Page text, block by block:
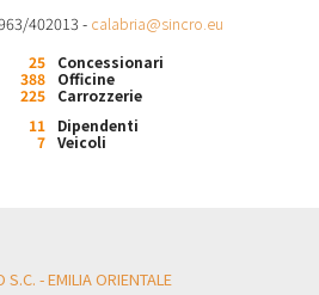
402013 - calabria@sincro.eu
25
Concessionari
388
Officine
225
Carrozzerie
11
Dipendenti
7 Veicoli